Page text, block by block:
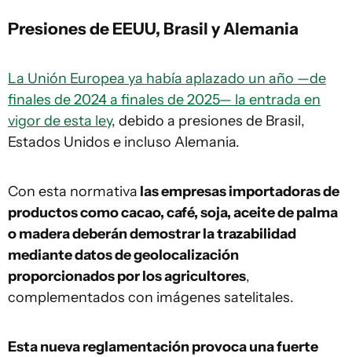
Presiones de EEUU, Brasil y Alemania
La Unión Europea ya había aplazado un año —de
finales de 2024 a finales de 2025— la entrada en
vigor de esta ley, debido a presiones de Brasil,
Estados Unidos e incluso Alemania.
Con esta normativa las empresas importadoras de
productos como cacao, café, soja, aceite de palma
o madera deberán demostrar la trazabilidad
mediante datos de geolocalización
proporcionados por los agricultores,
complementados con imágenes satelitales.
Esta nueva reglamentación provoca una fuerte